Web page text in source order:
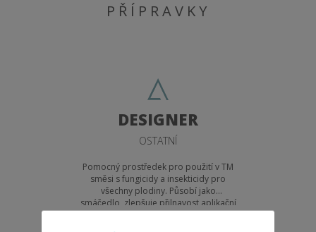
PŘÍPRAVKY
DESIGNER
OSTATNÍ
Pomocný prostředek pro použití v TM
směsi s fungicidy a insekticidy pro
všechny plodiny. Působí jako
smáčedlo, zlepšuje přilnavost aplikační
kapaliny a zvyšuje její zadržení na